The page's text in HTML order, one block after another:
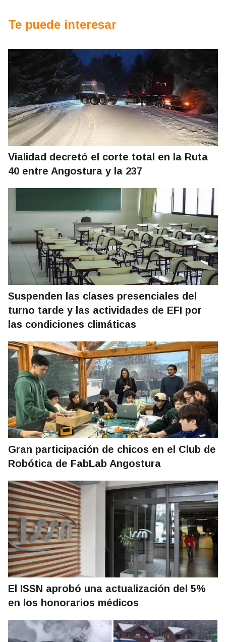
Te puede interesar
Vialidad decretó el corte total en la Ruta
40 entre Angostura y la 237
Suspenden las clases presenciales del
turno tarde y las actividades de EFI por
las condiciones climáticas
Gran participación de chicos en el Club de
Robótica de FabLab Angostura
El ISSN aprobó una actualización del 5%
en los honorarios médicos